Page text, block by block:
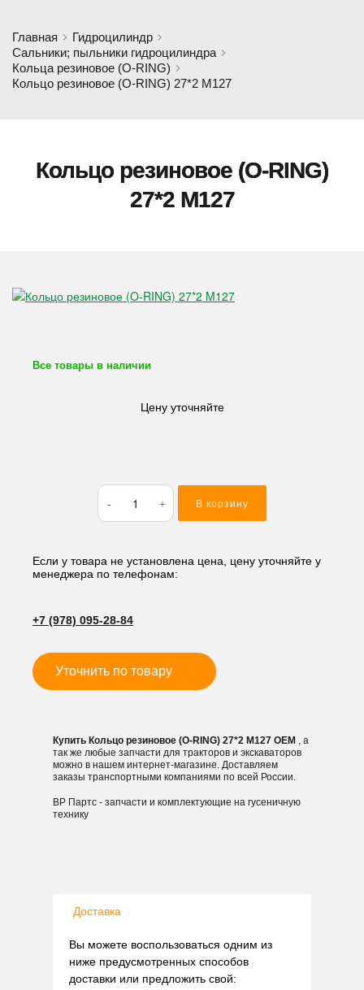
Главная
Гидроцилиндр
Сальники; пыльники гидроцилиндра
Кольца резиновое (O-RING)
Кольцо резиновое (O-RING) 27*2 M127
Кольцо резиновое (O-RING)
27*2 M127
Все товары в наличии
Цену уточняйте
Количество
товара
Кольцо
(O-
RING)
В корзину
Если у товара не установлена цена, цену уточняйте у
менеджера по телефонам:
+7 (978) 095-28-84
Уточнить по товару
Купить Кольцо резиновое (O-RING) 27*2 M127 OEM , а
так же любые запчасти для тракторов и экскаваторов
можно в нашем интернет-магазине. Доставляем
заказы транспортными компаниями по всей России.
ВР Партс - запчасти и комплектующие на гусеничную
технику
Доставка
Вы можете воспользоваться одним из
ниже предусмотренных способов
доставки или предложить свой: